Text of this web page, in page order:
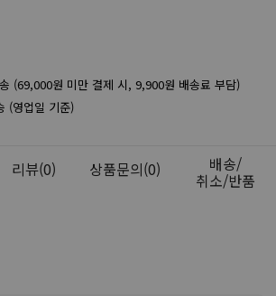
(69,000원 미만 결제 시, 9,900원 배송료 부담)
(영업일 기준)
리뷰(0) 상품문의(0) 배송/
취소/반품